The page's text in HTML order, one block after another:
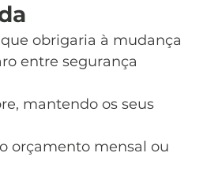
obrigaria à mudança
entre segurança
mantendo os seus
orçamento mensal ou